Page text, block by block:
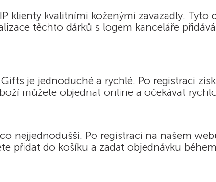
klienty kvalitními koženými zavazadly.
těchto dárků s logem kanceláře
je jednoduché a rychlé. Po registraci
můžete objednat online a očekávat
nejjednodušší. Po registraci na našem
přidat do košíku a zadat objednávku